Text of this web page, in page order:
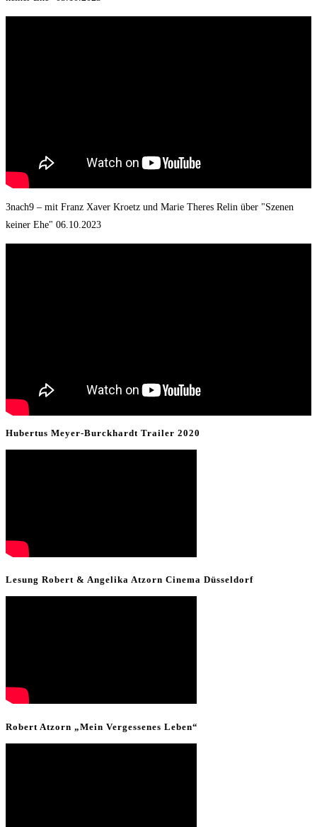
3nach9 – mit Franz Xaver Kroetz und Marie Theres Relin über "Szenen
keiner Ehe" 06.10.2023
Hubertus Meyer-Burckhardt Trailer 2020
Lesung Robert & Angelika Atzorn Cinema Düsseldorf
Robert Atzorn „Mein Vergessenes Leben“